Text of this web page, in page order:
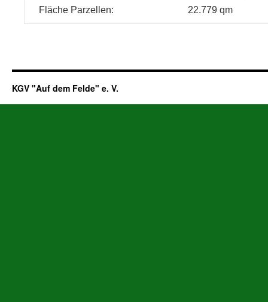
Fläche Parzellen: 22.779 qm
KGV "Auf dem Felde" e. V.